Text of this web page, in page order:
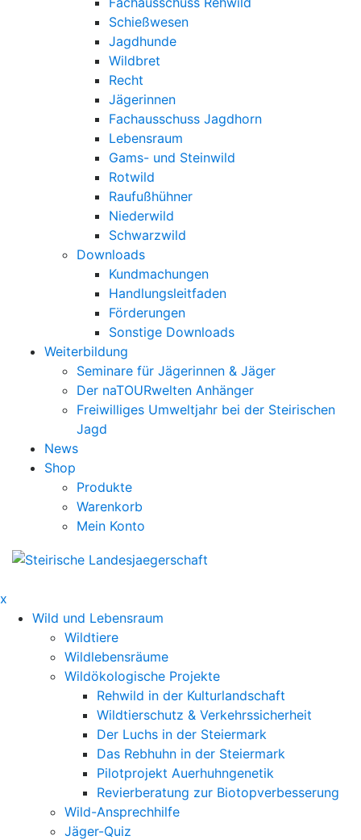
Schießwesen
Jagdhunde
Wildbret
Recht
Jägerinnen
Fachausschuss Jagdhorn
Lebensraum
Gams- und Steinwild
Rotwild
Raufußhühner
Niederwild
Schwarzwild
Downloads
Kundmachungen
Handlungsleitfaden
Förderungen
Sonstige Downloads
Weiterbildung
Seminare für Jägerinnen & Jäger
Der naTOURwelten Anhänger
Freiwilliges Umweltjahr bei der Steirischen
Jagd
News
Shop
Produkte
Warenkorb
Mein Konto
x
Wild und Lebensraum
Wildtiere
Wildlebensräume
Wildökologische Projekte
Rehwild in der Kulturlandschaft
Wildtierschutz & Verkehrssicherheit
Der Luchs in der Steiermark
Das Rebhuhn in der Steiermark
Pilotprojekt Auerhuhngenetik
Revierberatung zur Biotopverbesserung
Wild-Ansprechhilfe
Jäger-Quiz